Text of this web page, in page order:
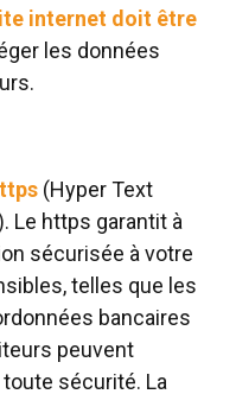
internet doit être
les données
(Hyper Text
Le https garantit à
sécurisée à votre
telles que les
bancaires
peuvent
sécurité. La